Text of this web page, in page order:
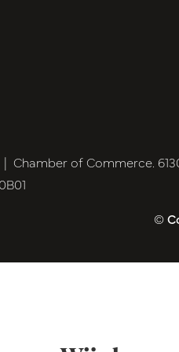
| Chamber of Commerce.
©